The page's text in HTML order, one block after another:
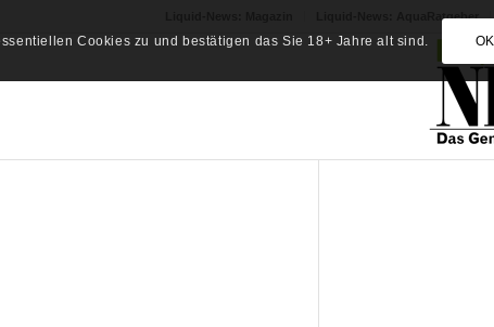
Liquid-News: AquaRatgeber
Cookies zu und bestätigen das Sie 18+ Jahre alt sind. OK